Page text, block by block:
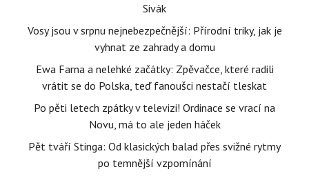
Sivák
Vosy jsou v srpnu nejnebezpečnější: Přírodní triky, jak je
vyhnat ze zahrady a domu
Ewa Farna a nelehké začátky: Zpěvačce, které radili
vrátit se do Polska, teď fanoušci nestačí tleskat
Po pěti letech zpátky v televizi! Ordinace se vrací na
Novu, má to ale jeden háček
Pět tváří Stinga: Od klasických balad přes svižné rytmy
po temnější vzpomínání